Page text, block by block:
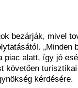
bezárják, mivel
„Minden
piac alatt, így jó
követően
kérdésére.